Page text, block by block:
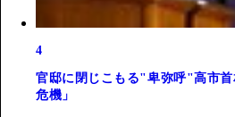
4
官邸に閉じこもる"卑弥呼"高市
危機」